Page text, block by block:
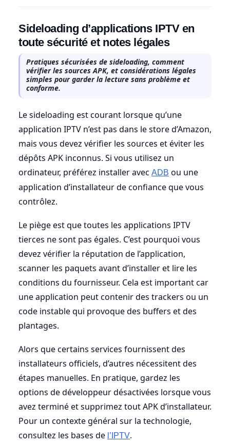
Sideloading d’applications IPTV en
toute sécurité et notes légales
Pratiques sécurisées de sideloading, comment
vérifier les sources APK, et considérations légales
simples pour garder la lecture sans problème et
conforme.
Le sideloading est courant lorsque qu’une
application IPTV n’est pas dans le store d’Amazon,
mais vous devez vérifier les sources et éviter les
dépôts APK inconnus. Si vous utilisez un
ordinateur, préférez installer avec ADB ou une
application d’installateur de confiance que vous
contrôlez.
Le piège est que toutes les applications IPTV
tierces ne sont pas égales. C’est pourquoi vous
devez vérifier la réputation de l’application,
scanner les paquets avant d’installer et lire les
conditions du fournisseur. Cela est important car
une application peut contenir des trackers ou un
code instable qui provoque des buffers et des
plantages.
Alors que certains services fournissent des
installateurs officiels, d’autres nécessitent des
étapes manuelles. En pratique, gardez les
options de développeur désactivées lorsque vous
avez terminé et supprimez tout APK d’installateur.
Pour un contexte général sur la technologie,
consultez les bases de l’IPTV.